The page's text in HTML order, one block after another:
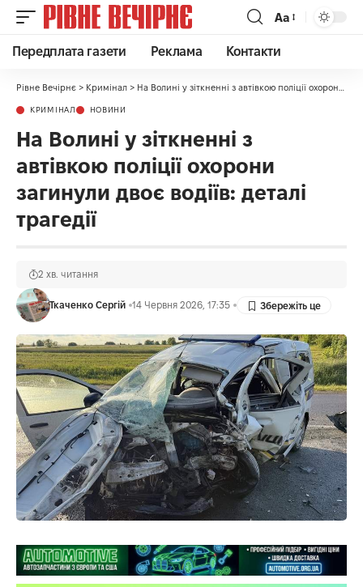
Аа
Передплата газети Реклама Контакти
Рівне Вечірнє > Кримінал > На Волині у зіткненні з автівкою поліції охорони загинули двоє водіїв: деталі трагедії
КРИМІНАЛ НОВИНИ
На Волині у зіткненні з
автівкою поліції охорони
загинули двоє водіїв: деталі
трагедії
Ткаченко Сергій 14 Червня 2026, 17:35
2 хв. читання